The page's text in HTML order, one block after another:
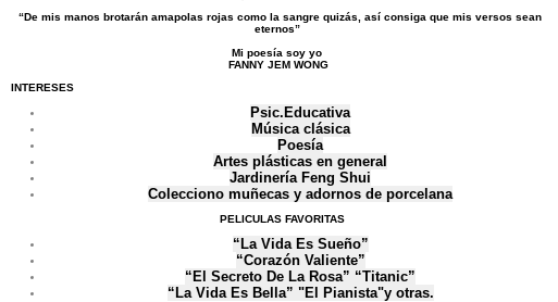
“De mis manos brotarán amapolas rojas como la sangre quizás, así consiga que mis versos sean
eternos”
Mi poesía soy yo
FANNY JEM WONG
INTERESES
Psic.Educativa
Música clásica
Poesía
Artes plásticas en general
Jardinería Feng Shui
Colecciono muñecas y adornos de porcelana
PELICULAS FAVORITAS
“La Vida Es Sueño”
“Corazón Valiente”
“El Secreto De La Rosa” “Titanic”
“La Vida Es Bella” "El Pianista"y otras.